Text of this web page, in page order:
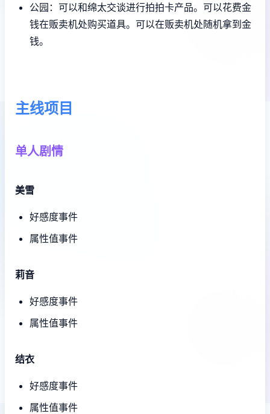
公园：可以和绵太交谈进行拍拍卡产品。可以花费金
钱在贩卖机处购买道具。可以在贩卖机处随机拿到金
钱。
主线项目
单人剧情
美雪
好感度事件
属性值事件
莉音
好感度事件
属性值事件
结衣
好感度事件
属性值事件